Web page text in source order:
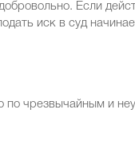
Если
иск в суд
по чрезвычайным и